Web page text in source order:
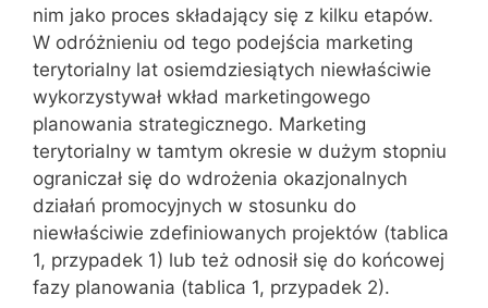
nim jako proces składający się z kilku etapów.
W odróżnieniu od tego podejścia marketing
terytorialny lat osiemdziesiątych niewłaściwie
wykorzystywał wkład marketingowego
planowania strategicznego. Marketing
terytorialny w tamtym okresie w dużym stopniu
ograniczał się do wdrożenia okazjonalnych
działań promocyjnych w stosunku do
niewłaściwie zdefiniowanych projektów (tablica
1, przypadek 1) lub też odnosił się do końcowej
fazy planowania (tablica 1, przypadek 2).